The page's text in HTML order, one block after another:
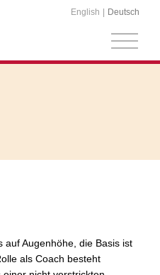
English Deutsch
auf Augenhöhe, die Basis ist
als Coach besteht